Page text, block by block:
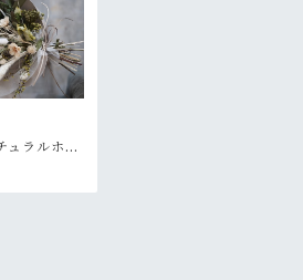
ュラルホワ